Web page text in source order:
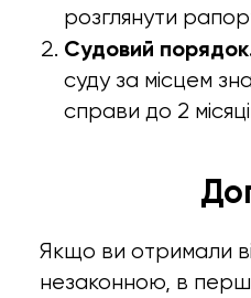
розглянути
Судовий
суду за місцем
справи до 2
Якщо ви отримали
незаконною, в